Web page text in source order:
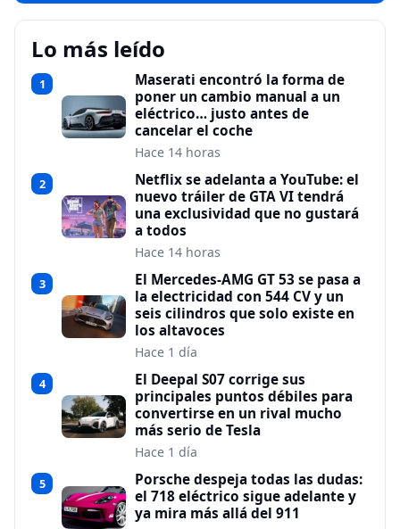
Lo más leído
1
Maserati encontró la forma de
poner un cambio manual a un
eléctrico… justo antes de
cancelar el coche
Hace 14 horas
2
Netflix se adelanta a YouTube: el
nuevo tráiler de GTA VI tendrá
una exclusividad que no gustará
a todos
Hace 14 horas
3
El Mercedes-AMG GT 53 se pasa a
la electricidad con 544 CV y un
seis cilindros que solo existe en
los altavoces
Hace 1 día
4
El Deepal S07 corrige sus
principales puntos débiles para
convertirse en un rival mucho
más serio de Tesla
Hace 1 día
5
Porsche despeja todas las dudas:
el 718 eléctrico sigue adelante y
ya mira más allá del 911